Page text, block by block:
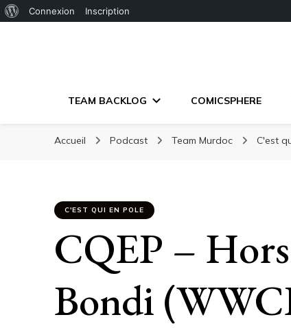
Connexion Inscription
TEAM BACKLOG COMICSPHERE
Accueil Podcast Team Murdoc C'est
C'EST QUI EN POLE
CQEP –
Bondi